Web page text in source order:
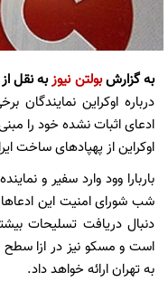
به گزارشبولتن نیوزبه نقل از
درباره اوکراین
ادعای اثبات نشده خود را
اوکراین از پهپادهای ساخت
باربارا وود وارد سفیر و
شب شورای امنیت این
دنبال دریافت تسلیحات
است و مسکو نیز در ازا سطح
به تهران ارائه خواهد داد.